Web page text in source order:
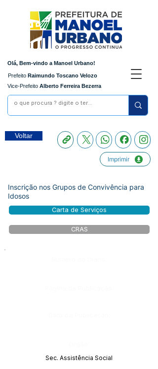
Olá, Bem-vindo a Manoel Urbano!
Prefeito Raimundo Toscano Velozo
Vice-Prefeito Alberto Ferreira Bezerra
Voltar
Imprimir
Inscrição nos Grupos de Convivência para
Idosos
Carta de Serviços
CRAS
Sec. Assistência Social